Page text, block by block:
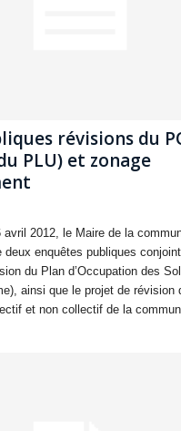
révisions du
PLU) et zonage
avril 2012, le Maire de la
deux enquêtes publiques
du Plan d’Occupation des
ainsi que le projet de révision
et non collectif de la